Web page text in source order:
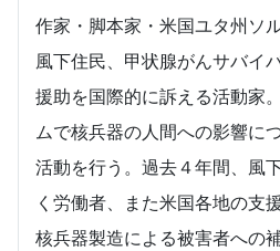
作家・脚本家・米国ユタ州ソ
風下住民、甲状腺がんサバイ
援助を国際的に訴える活動家
ムで核兵器の人間への影響に
活動を行う。過去４年間、風
く労働者、また米国各地の支
核兵器製造による被害者への